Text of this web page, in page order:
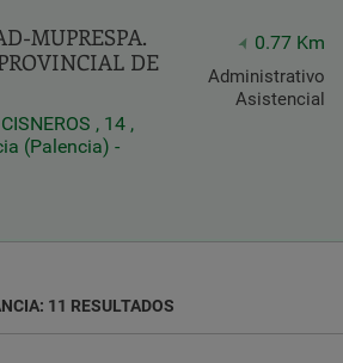
MUPRESPA.
DE
, 14 ,
(Palencia) -
0.77 Km
Administrativo
Asistencial
11 RESULTADOS